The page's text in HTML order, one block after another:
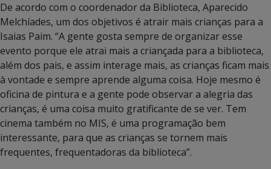
De acordo com o coordenador da Biblioteca, Aparecido
Melchíades, um dos objetivos é atrair mais crianças para a
Isaias Paim. “A gente gosta sempre de organizar esse
evento porque ele atrai mais a criançada para a biblioteca,
além dos pais, e assim interage mais, as crianças ficam mais
à vontade e sempre aprende alguma coisa. Hoje mesmo é
oficina de pintura e a gente pode observar a alegria das
crianças, é uma coisa muito gratificante de se ver. Tem
cinema também no MIS, é uma programação bem
interessante, para que as crianças se tornem mais
frequentes, frequentadoras da biblioteca”.